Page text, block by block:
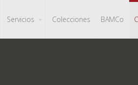
Servicios Colecciones BAMCo